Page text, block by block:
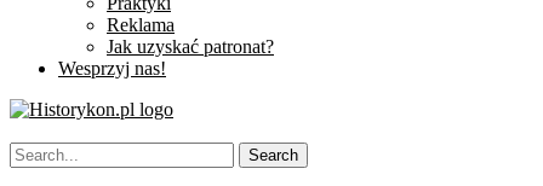
Reklama
Jak uzyskać patronat?
Wesprzyj nas!